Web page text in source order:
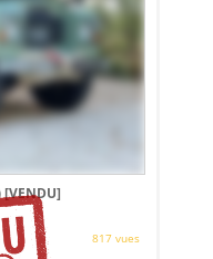
[VENDU]
817 vues